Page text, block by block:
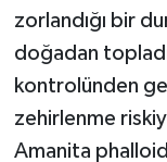
zorlandığı bir
doğadan
kontrolünden
zehirlenme
Amanita